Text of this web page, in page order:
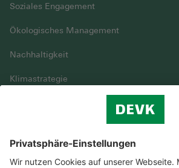
Soziales Engagement
Ökologisches Management
Nachhaltigkeit
Klimastrategie
© DEVK 2026